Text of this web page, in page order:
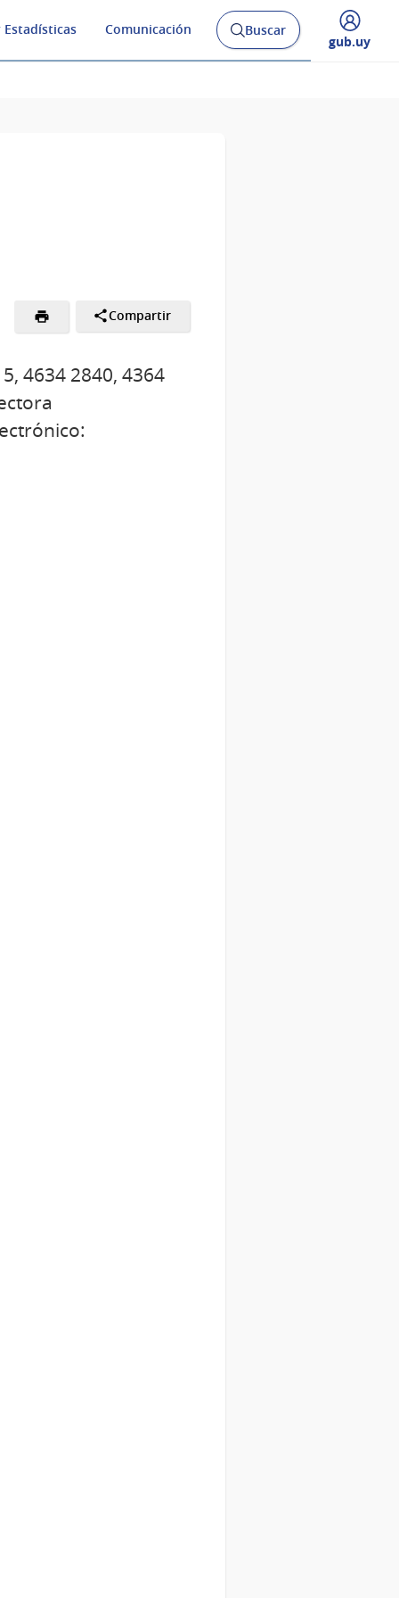
Estadísticas Comunicación
Abrir
buscador
Buscar
Desplegar
gub.uy
Compartir
4634 2840, 4364